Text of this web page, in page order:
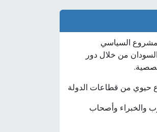
السياسي
من خلال دور
من قطاعات الدولة
والخبراء وأصحاب